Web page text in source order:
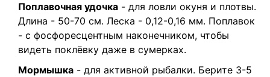
Поплавочная удочка - для ловли окуня и плотвы.
Длина - 50-70 см. Леска - 0,12-0,16 мм. Поплавок
- с фосфоресцентным наконечником, чтобы
видеть поклёвку даже в сумерках.
Мормышка - для активной рыбалки. Берите 3-5